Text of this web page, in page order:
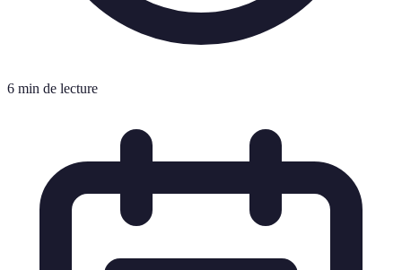
6 min de lecture